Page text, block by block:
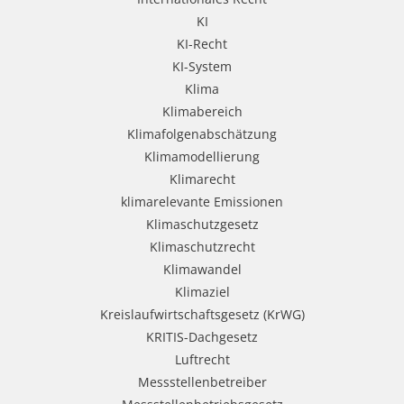
KI
KI-Recht
KI-System
Klima
Klimabereich
Klimafolgenabschätzung
Klimamodellierung
Klimarecht
klimarelevante Emissionen
Klimaschutzgesetz
Klimaschutzrecht
Klimawandel
Klimaziel
Kreislaufwirtschaftsgesetz (KrWG)
KRITIS-Dachgesetz
Luftrecht
Messstellenbetreiber